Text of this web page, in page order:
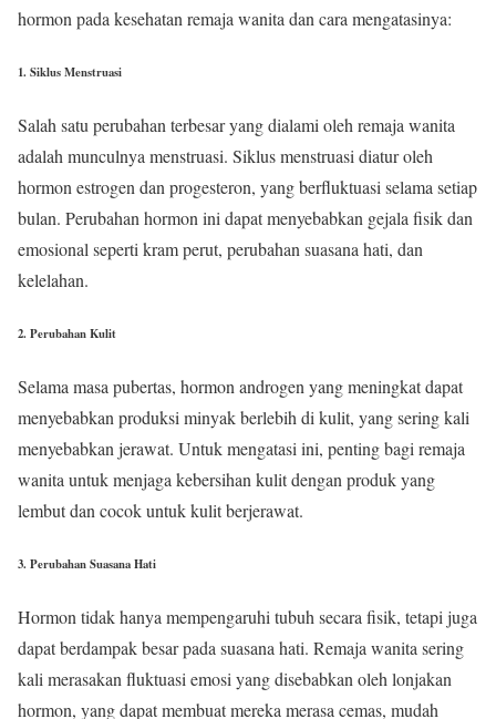
hormon pada kesehatan remaja wanita dan cara mengatasinya:
1. Siklus Menstruasi
Salah satu perubahan terbesar yang dialami oleh remaja wanita
adalah munculnya menstruasi. Siklus menstruasi diatur oleh
hormon estrogen dan progesteron, yang berfluktuasi selama setiap
bulan. Perubahan hormon ini dapat menyebabkan gejala fisik dan
emosional seperti kram perut, perubahan suasana hati, dan
kelelahan.
2. Perubahan Kulit
Selama masa pubertas, hormon androgen yang meningkat dapat
menyebabkan produksi minyak berlebih di kulit, yang sering kali
menyebabkan jerawat. Untuk mengatasi ini, penting bagi remaja
wanita untuk menjaga kebersihan kulit dengan produk yang
lembut dan cocok untuk kulit berjerawat.
3. Perubahan Suasana Hati
Hormon tidak hanya mempengaruhi tubuh secara fisik, tetapi juga
dapat berdampak besar pada suasana hati. Remaja wanita sering
kali merasakan fluktuasi emosi yang disebabkan oleh lonjakan
hormon, yang dapat membuat mereka merasa cemas, mudah